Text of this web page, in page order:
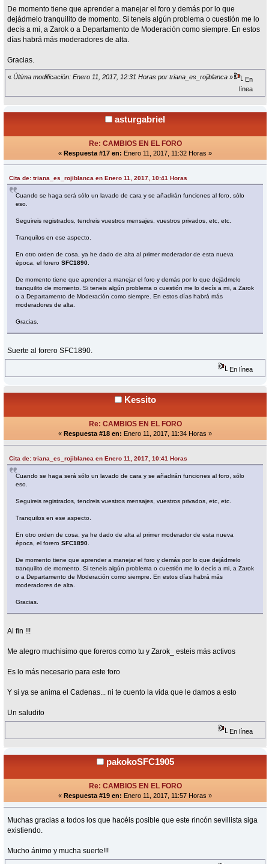
De momento tiene que aprender a manejar el foro y demás por lo que
dejádmelo tranquilito de momento. Si teneis algún problema o cuestión me lo
decís a mi, a Zarok o a Departamento de Moderación como siempre. En estos
días habrá más moderadores de alta.
Gracias.
« Última modificación: Enero 11, 2017, 12:31 Horas por triana_es_rojiblanca »
En
línea
asturgabriel
Re: CAMBIOS EN EL FORO
« Respuesta #17 en: Enero 11, 2017, 11:32 Horas »
Cita de: triana_es_rojiblanca en Enero 11, 2017, 10:41 Horas
Cuando se haga será sólo un lavado de cara y se añadirán funciones al foro, sólo
eso.
Seguireis registrados, tendreis vuestros mensajes, vuestros privados, etc, etc.
Tranquilos en ese aspecto.
En otro orden de cosa, ya he dado de alta al primer moderador de esta nueva
época, el foreroSFC1890
De momento tiene que aprender a manejar el foro y demás por lo que dejádmelo
tranquilito de momento. Si teneis algún problema o cuestión me lo decís a mi, a Zarok
o a Departamento de Moderación como siempre. En estos días habrá más
moderadores de alta.
Gracias.
Suerte al forero SFC1890.
En línea
Kessito
Re: CAMBIOS EN EL FORO
« Respuesta #18 en: Enero 11, 2017, 11:34 Horas »
Cita de: triana_es_rojiblanca en Enero 11, 2017, 10:41 Horas
Cuando se haga será sólo un lavado de cara y se añadirán funciones al foro, sólo
eso.
Seguireis registrados, tendreis vuestros mensajes, vuestros privados, etc, etc.
Tranquilos en ese aspecto.
En otro orden de cosa, ya he dado de alta al primer moderador de esta nueva
época, el foreroSFC1890
De momento tiene que aprender a manejar el foro y demás por lo que dejádmelo
tranquilito de momento. Si teneis algún problema o cuestión me lo decís a mi, a Zarok
o a Departamento de Moderación como siempre. En estos días habrá más
moderadores de alta.
Gracias.
Al fin !!!
Me alegro muchisimo que foreros como tu y Zarok_ esteis más activos
Es lo más necesario para este foro
Y si ya se anima el Cadenas... ni te cuento la vida que le damos a esto
Un saludito
En línea
pakokoSFC1905
Re: CAMBIOS EN EL FORO
« Respuesta #19 en: Enero 11, 2017, 11:57 Horas »
Muchas gracias a todos los que hacéis posible que este rincón sevillista siga
existiendo.
Mucho ánimo y mucha suerte!!!